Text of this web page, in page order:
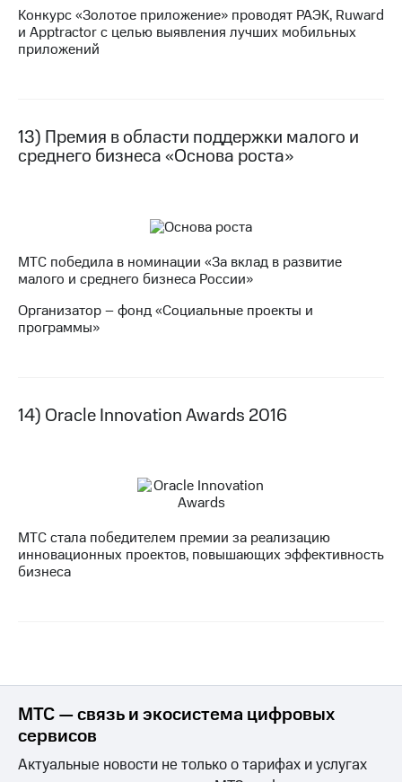
Конкурс «Золотое приложение» проводят РАЭК, Ruward
и Apptractor с целью выявления лучших мобильных
приложений
13) Премия в области поддержки малого и
среднего бизнеса «Основа роста»
МТС победила в номинации «За вклад в развитие
малого и среднего бизнеса России»
Организатор – фонд «Социальные проекты и
программы»
14) Oracle Innovation Awards 2016
МТС стала победителем премии за реализацию
инновационных проектов, повышающих эффективность
бизнеса
МТС — связь и экосистема цифровых
сервисов
Актуальные новости не только о тарифах и услугах